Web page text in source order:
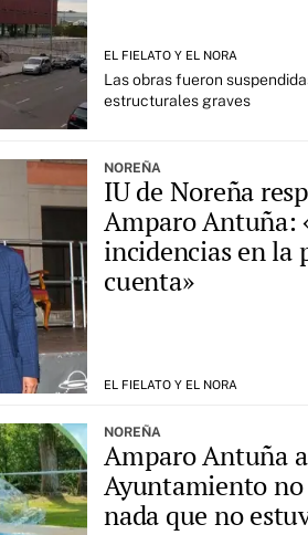
EL FIELATO Y EL NORA
Las obras fueron
estructurales graves
NOREÑA
IU de Noreña
Amparo Antuña:
incidencias en la
cuenta»
EL FIELATO Y EL NORA
NOREÑA
Amparo Antuña
Ayuntamiento
nada que no